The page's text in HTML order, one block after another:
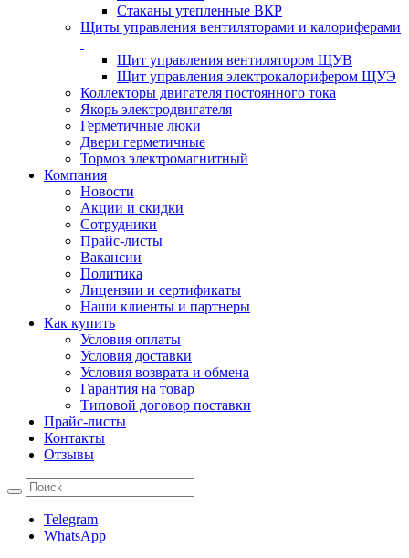
Стаканы утепленные ВКР
Щиты управления вентиляторами и калориферами
Щит управления вентилятором ЩУВ
Щит управления электрокалорифером ЩУЭ
Коллекторы двигателя постоянного тока
Якорь электродвигателя
Герметичные люки
Двери герметичные
Тормоз электромагнитный
Компания
Новости
Акции и скидки
Сотрудники
Прайс-листы
Вакансии
Политика
Лицензии и сертификаты
Наши клиенты и партнеры
Как купить
Условия оплаты
Условия доставки
Условия возврата и обмена
Гарантия на товар
Типовой договор поставки
Прайс-листы
Контакты
Отзывы
Telegram
WhatsApp